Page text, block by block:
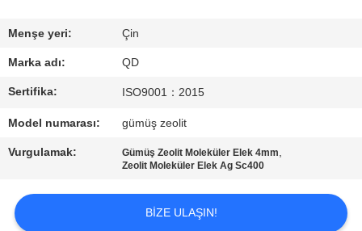
ULAŞIN
HABERLER
SITE
HARITASI
Menşe yeri: Çin
Marka adı: QD
Sertifika: ISO9001：2015
Model numarası: gümüş zeolit
Vurgulamak: Gümüş Zeolit ​​Moleküler Elek 4mm,
Zeolit ​​Moleküler Elek Ag Sc400
BIZE ULAŞIN!